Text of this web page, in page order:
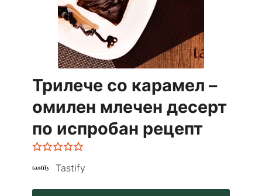
Трилече со карамел –
омилен млечен десерт
по испробан рецепт
Tastify